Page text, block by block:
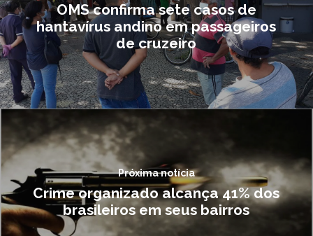
OMS confirma sete casos de
hantavírus andino em passageiros
de cruzeiro
Próxima notícia
Crime organizado alcança 41% dos
brasileiros em seus bairros